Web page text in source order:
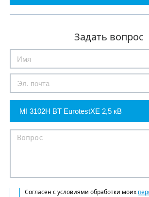
Задать вопрос
Согласен с условиями обработки моих